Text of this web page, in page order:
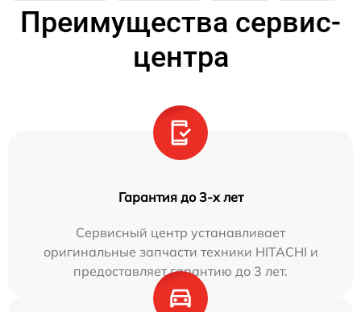
Преимущества сервис-
центра
Гарантия до 3-х лет
Сервисный центр устанавливает
оригинальные запчасти техники HITACHI и
предоставляет гарантию до 3 лет.